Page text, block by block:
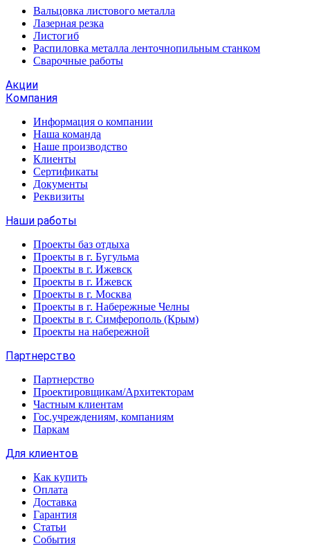
Вальцовка листового металла
Лазерная резка
Листогиб
Распиловка металла ленточнопильным станком
Сварочные работы
Акции
Компания
Информация о компании
Наша команда
Наше производство
Клиенты
Сертификаты
Документы
Реквизиты
Наши работы
Проекты баз отдыха
Проекты в г. Бугульма
Проекты в г. Ижевск
Проекты в г. Ижевск
Проекты в г. Москва
Проекты в г. Набережные Челны
Проекты в г. Симферополь (Крым)
Проекты на набережной
Партнерство
Партнерство
Проектировщикам/Архитекторам
Частным клиентам
Гос.учреждениям, компаниям
Паркам
Для клиентов
Как купить
Оплата
Доставка
Гарантия
Статьи
События